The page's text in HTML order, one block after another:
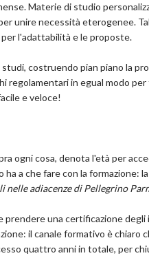
Materie di studio
unire necessità eterogenee.
l'adattabilità e le proposte.
costruendo pian piano la
regolamentari in egual modo
e veloce!
ogni cosa, denota l'età per
a che fare con la formazione:
nelle adiacenze di Pellegrino
una certificazione degli
il canale formativo è chiaro
quattro anni in totale, per